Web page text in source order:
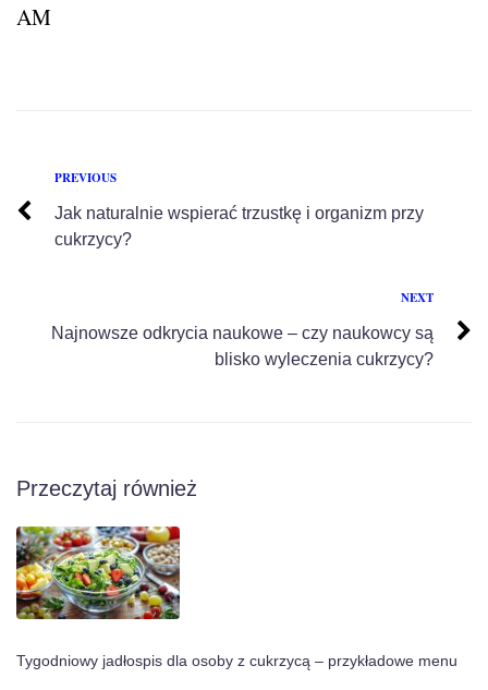
AM
PREVIOUS
Jak naturalnie wspierać trzustkę i organizm przy
cukrzycy?
NEXT
Najnowsze odkrycia naukowe – czy naukowcy są
blisko wyleczenia cukrzycy?
Przeczytaj również
Tygodniowy jadłospis dla osoby z cukrzycą – przykładowe menu